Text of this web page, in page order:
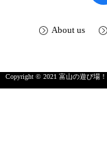
About us
Copyright © 2021 富山の遊び場